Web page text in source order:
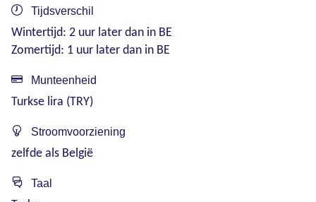
Tijdsverschil
Wintertijd: 2 uur later dan in BE
Zomertijd: 1 uur later dan in BE
Munteenheid
Turkse lira (TRY)
Stroomvoorziening
zelfde als België
Taal